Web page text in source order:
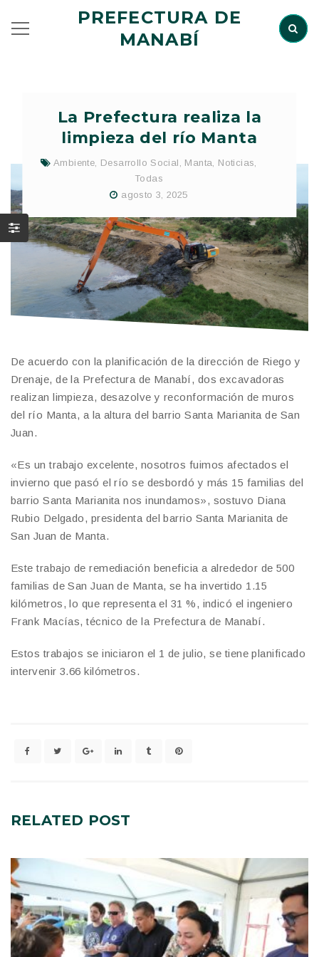
PREFECTURA DE
MANABÍ
La Prefectura realiza la
limpieza del río Manta
Ambiente, Desarrollo Social , Manta, Noticias,
Todas
agosto 3, 2025
De acuerdo con la planificación de la dirección de Riego y
Drenaje, de la Prefectura de Manabí, dos excavadoras
realizan limpieza, desazolve y reconformación de muros
del río Manta, a la altura del barrio Santa Marianita de San
Juan.
«Es un trabajo excelente, nosotros fuimos afectados el
invierno que pasó el río se desbordó y más 15 familias del
barrio Santa Marianita nos inundamos», sostuvo Diana
Rubio Delgado, presidenta del barrio Santa Marianita de
San Juan de Manta.
Este trabajo de remediación beneficia a alrededor de 500
familias de San Juan de Manta, se ha invertido 1.15
kilómetros, lo que representa el 31 %, indicó el ingeniero
Frank Macías, técnico de la Prefectura de Manabí.
Estos trabajos se iniciaron el 1 de julio, se tiene planificado
intervenir 3.66 kilómetros.
RELATED POST